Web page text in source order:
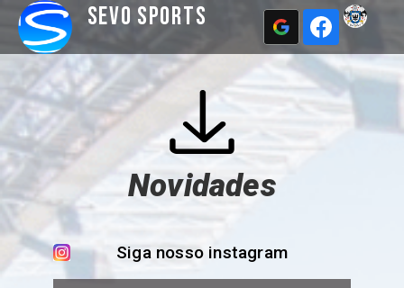
Sevo Sports
Novidades
Siga nosso instagram